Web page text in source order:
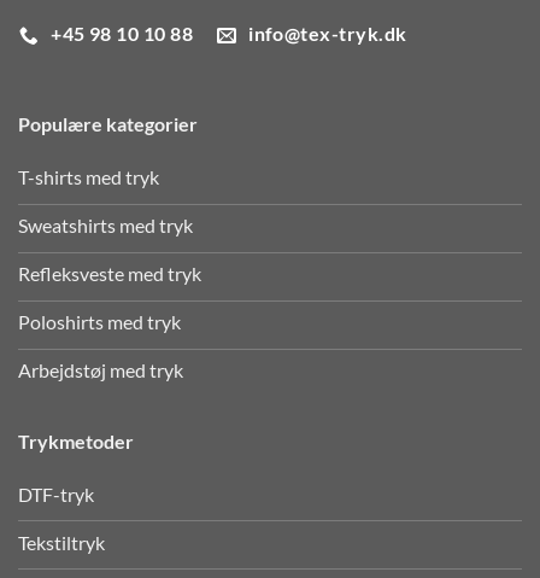
+45 98 10 10 88 info@tex-tryk.dk
Populære kategorier
T-shirts med tryk
Sweatshirts med tryk
Refleksveste med tryk
Poloshirts med tryk
Arbejdstøj med tryk
Trykmetoder
DTF-tryk
Tekstiltryk